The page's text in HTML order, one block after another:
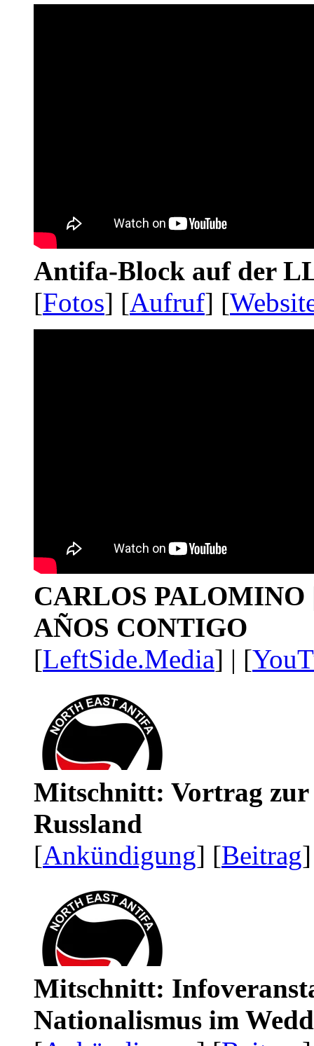
Antifa-Block auf der
[Fotos] [Aufruf] [
CARLOS PALOMINO
AÑOS CONTIGO
[LeftSide.Media] | [
Mitschnitt: Vortrag zur
Russland
[Ankündigung] [Beitrag
Mitschnitt:
Nationalismus im